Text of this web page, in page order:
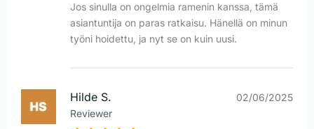
Jos sinulla on ongelmia ramenin kanssa, tämä
asiantuntija on paras ratkaisu. Hänellä on minun
työni hoidettu, ja nyt se on kuin uusi.
Hilde S.
Reviewer
02/06/2025